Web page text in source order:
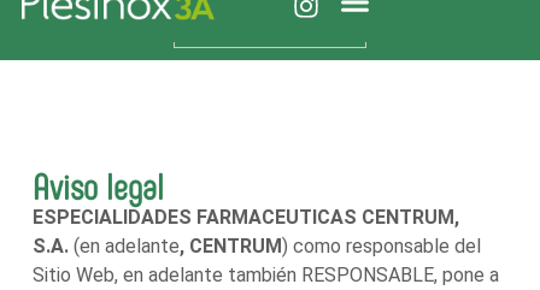
Aviso legal
ESPECIALIDADES FARMACEUTICAS CENTRUM,
S.A. (en adelante, CENTRUM) como responsable del
Sitio Web, en adelante también RESPONSABLE, pone a